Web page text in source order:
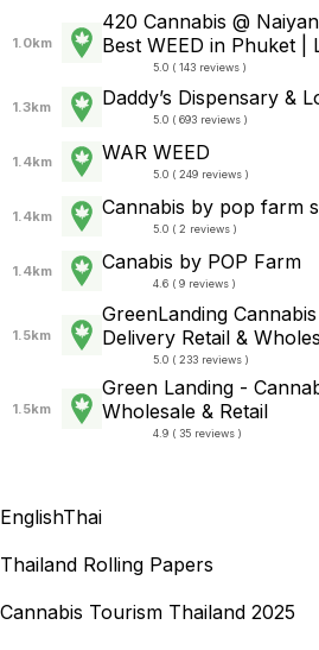
1.0km
420 Cannabis @
Best WEED in Phuket |
5.0 ( 143 reviews )
1.3km Daddy’s Dispensary &
5.0 ( 693 reviews )
1.4km WAR WEED
5.0 ( 249 reviews )
1.4km Cannabis by pop farm
5.0 ( 2 reviews )
1.4km Canabis by POP Farm
4.6 ( 9 reviews )
1.5km
GreenLanding
Delivery Retail &
5.0 ( 233 reviews )
1.5km
Green Landing -
Wholesale & Retail
4.9 ( 35 reviews )
EnglishThai
Thailand Rolling Papers
Cannabis Tourism Thailand 2025